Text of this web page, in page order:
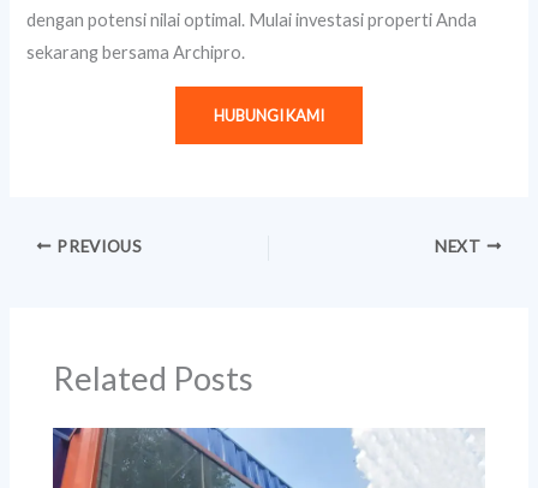
dengan potensi nilai optimal. Mulai investasi properti Anda
sekarang bersama Archipro.
HUBUNGI KAMI
PREVIOUS NEXT
Related Posts